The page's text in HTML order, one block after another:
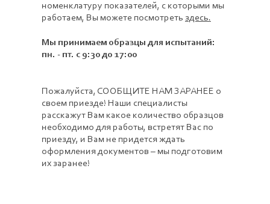
номенклатуру показателей, с которыми мы
работаем, Вы можете посмотреть здесь.
Мы принимаем образцы для испытаний:
пн. - пт. с 9:30 до 17:00
Пожалуйста, СООБЩИТЕ НАМ ЗАРАНЕЕ о
своем приезде! Наши специалисты
расскажут Вам какое количество образцов
необходимо для работы, встретят Вас по
приезду, и Вам не придется ждать
оформления документов – мы подготовим
их заранее!